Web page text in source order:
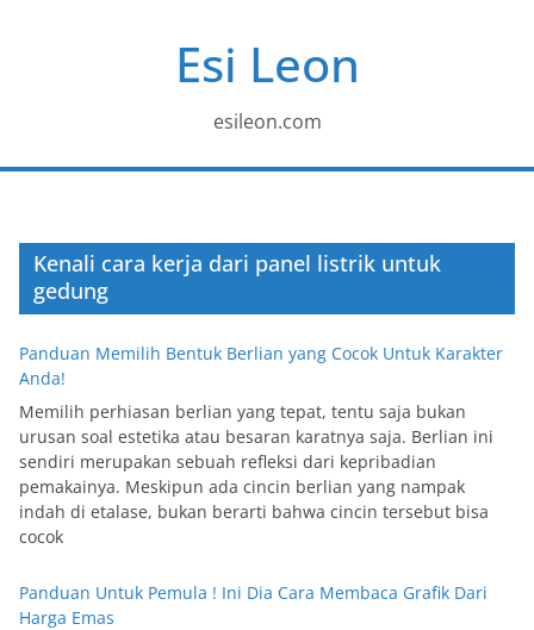
Esi Leon
esileon.com
Kenali cara kerja dari panel listrik untuk
gedung
Panduan Memilih Bentuk Berlian yang Cocok Untuk Karakter
Anda!
Memilih perhiasan berlian yang tepat, tentu saja bukan
urusan soal estetika atau besaran karatnya saja. Berlian ini
sendiri merupakan sebuah refleksi dari kepribadian
pemakainya. Meskipun ada cincin berlian yang nampak
indah di etalase, bukan berarti bahwa cincin tersebut bisa
cocok
Panduan Untuk Pemula ! Ini Dia Cara Membaca Grafik Dari
Harga Emas